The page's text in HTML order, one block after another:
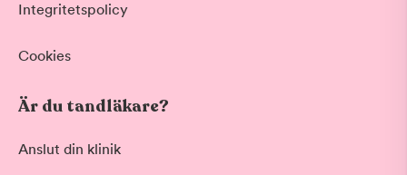
Integritetspolicy
Cookies
Är du tandläkare?
Anslut din klinik